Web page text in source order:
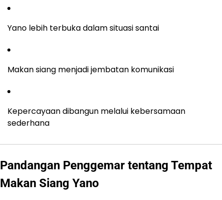
Yano lebih terbuka dalam situasi santai
Makan siang menjadi jembatan komunikasi
Kepercayaan dibangun melalui kebersamaan
sederhana
Pandangan Penggemar tentang Tempat
Makan Siang Yano